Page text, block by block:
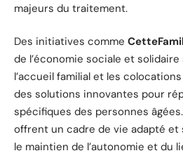
majeurs du traitement.
Des initiatives comme
de l’économie sociale et
l’accueil familial et les
des solutions innovantes pour
spécifiques des personnes
offrent un cadre de vie adapté et
le maintien de l’autonomie et du